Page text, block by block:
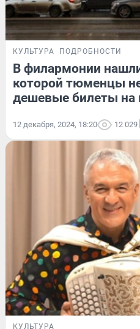
КУЛЬТУРА ПОДРОБНОСТИ
В филармонии
которой тюменцы
дешевые билеты на
12 декабря, 2024, 18:20 12 029
КУЛЬТУРА